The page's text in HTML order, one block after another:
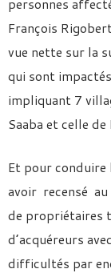
François
vue nette sur la
qui sont
impliquant 7
Saaba et celle
Et pour
avoir recensé
de propriétaires
d’acquéreurs
difficultés par